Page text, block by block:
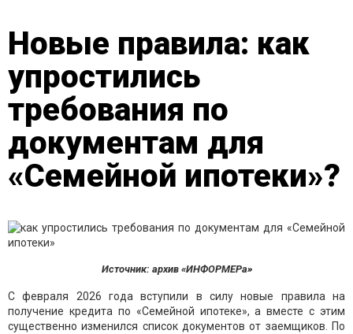
Новые правила: как
упростились
требования по
документам для
«Семейной ипотеки»?
Источник: архив «ИНФОРМЕРа»
С февраля 2026 года вступили в силу новые правила на
получение кредита по «Семейной ипотеке», а вместе с этим
существенно изменился список документов от заемщиков. По